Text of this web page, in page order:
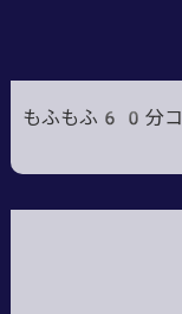
もふもふ60分